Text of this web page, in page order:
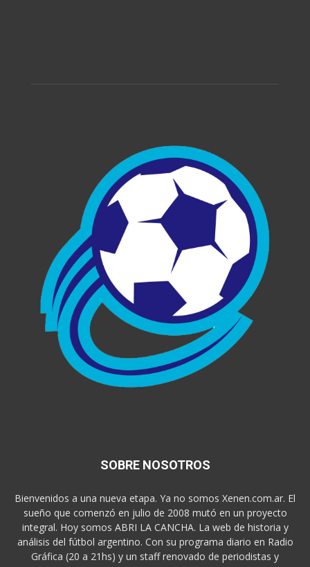
SOBRE NOSOTROS
Bienvenidos a una nueva etapa. Ya no somos Xenen.com.ar. El
sueño que comenzó en julio de 2008 mutó en un proyecto
integral. Hoy somos ABRI LA CANCHA. La web de historia y
análisis del fútbol argentino. Con su programa diario en Radio
Gráfica (20 a 21hs) y un staff renovado de periodistas y